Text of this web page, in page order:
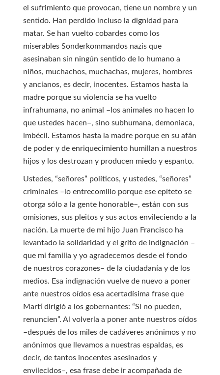
el sufrimiento que provocan, tiene un nombre y un
sentido. Han perdido incluso la dignidad para
matar. Se han vuelto cobardes como los
miserables Sonderkommandos nazis que
asesinaban sin ningún sentido de lo humano a
niños, muchachos, muchachas, mujeres, hombres
y ancianos, es decir, inocentes. Estamos hasta la
madre porque su violencia se ha vuelto
infrahumana, no animal –los animales no hacen lo
que ustedes hacen–, sino subhumana, demoniaca,
imbécil. Estamos hasta la madre porque en su afán
de poder y de enriquecimiento humillan a nuestros
hijos y los destrozan y producen miedo y espanto.
Ustedes, “señores” políticos, y ustedes, “señores”
criminales –lo entrecomillo porque ese epíteto se
otorga sólo a la gente honorable–, están con sus
omisiones, sus pleitos y sus actos envileciendo a la
nación. La muerte de mi hijo Juan Francisco ha
levantado la solidaridad y el grito de indignación –
que mi familia y yo agradecemos desde el fondo
de nuestros corazones– de la ciudadanía y de los
medios. Esa indignación vuelve de nuevo a poner
ante nuestros oídos esa acertadísima frase que
Martí dirigió a los gobernantes: “Si no pueden,
renuncien”. Al volverla a poner ante nuestros oídos
–después de los miles de cadáveres anónimos y no
anónimos que llevamos a nuestras espaldas, es
decir, de tantos inocentes asesinados y
envilecidos–, esa frase debe ir acompañada de